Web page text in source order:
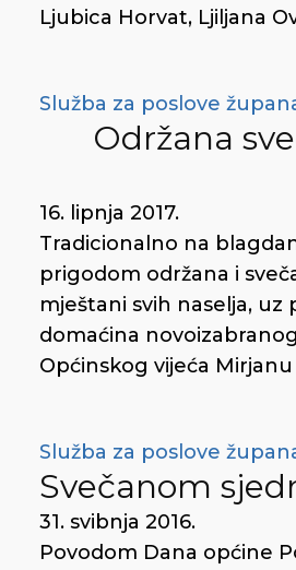
Ljubica Horvat, Ljiljana
Služba za poslove
Održana
16. lipnja 2017.
Tradicionalno na
prigodom održana i
mještani svih naselja,
domaćina
Općinskog vijeća
Služba za poslove
Svečanom
31. svibnja 2016.
Povodom Dana općine